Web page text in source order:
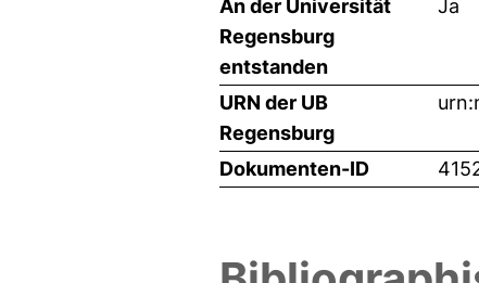
An der Universität
Regensburg
entstanden
Ja
URN der UB
Regensburg
Dokumenten-ID